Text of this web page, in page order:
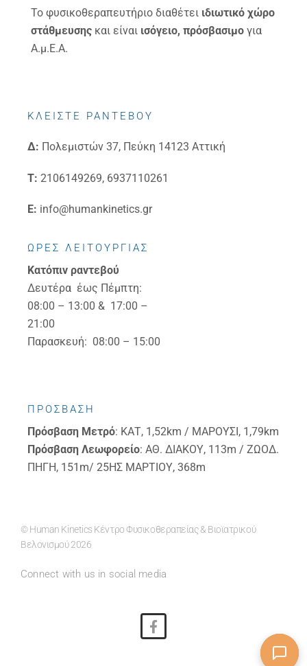
Το φυσικοθεραπευτήριο διαθέτει ιδιωτικό χώρο
στάθμευσης και είναι ισόγειο, πρόσβασιμο για
Α.μ.Ε.Α.
ΚΛΕΙΣΤΕ ΡΑΝΤΕΒΟΥ
Δ: Πολεμιστών 37, Πεύκη 14123 Αττική
Τ: 2106149269, 6937110261
E: info@humankinetics.gr
ΩΡΕΣ ΛΕΙΤΟΥΡΓΙΑΣ
Κατόπιν ραντεβού
Δευτέρα έως Πέμπτη:
08:00 – 13:00 & 17:00 –
21:00
Παρασκευή: 08:00 – 15:00
ΠΡΟΣΒΑΣΗ
Πρόσβαση Μετρό: ΚΑΤ, 1,52km / ΜΑΡΟΥΣΙ, 1,79km
Πρόσβαση Λεωφορείο: ΑΘ. ΔΙΑΚΟΥ, 113m / ΖΩΟΔ.
ΠΗΓΗ, 151m/ 25ΗΣ ΜΑΡΤΙΟΥ, 368m
© Human Kinetics Κέντρο Φυσικοθεραπείας & Βιοϊατρικού
Βελονισμού 2026
Connect with us in social media